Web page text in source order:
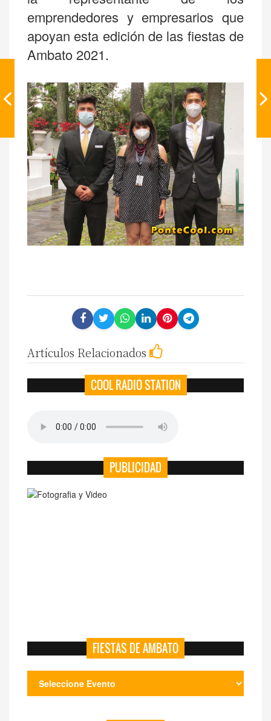
emprendedores y empresarios que
apoyan esta edición de las fiestas de
Ambato 2021.
Artículos Relacionados
COOL RADIO STATION
PUBLICIDAD
FIESTAS DE AMBATO